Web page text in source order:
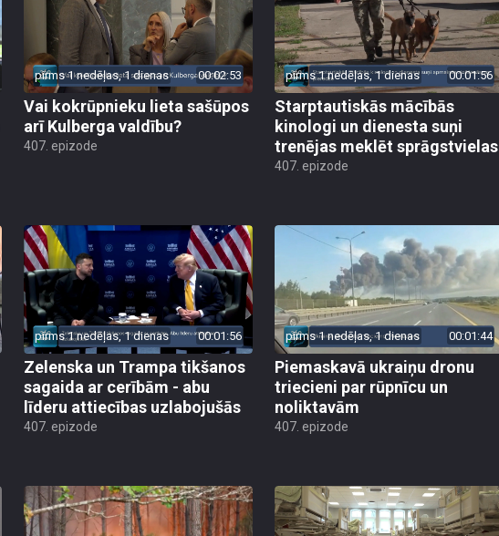
pirms 1 nedēļas, 1 dienas 00:02:53
Vai kokrūpnieku lieta sašūpos
arī Kulberga valdību?
407. epizode
pirms 1 nedēļas, 1 dienas 00:01:56
Starptautiskās mācībās
kinologi un dienesta suņi
trenējas meklēt sprāgstvielas
407. epizode
pirms 1 nedēļas, 1 dienas 00:01:56
Zelenska un Trampa tikšanos
sagaida ar cerībām - abu
līderu attiecības uzlabojušās
407. epizode
pirms 1 nedēļas, 1 dienas 00:01:44
Piemaskavā ukraiņu dronu
triecieni par rūpnīcu un
noliktavām
407. epizode